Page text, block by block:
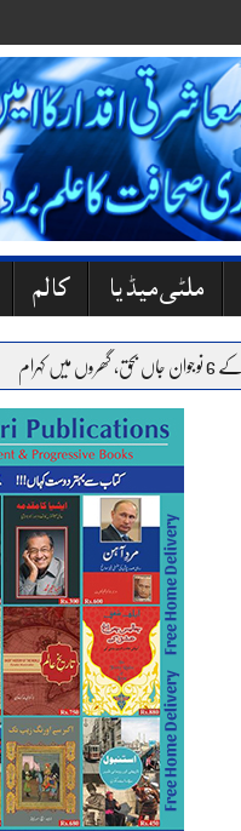
ملٹی میڈیا کالم